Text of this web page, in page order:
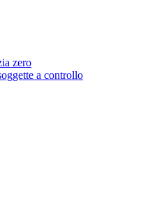
zero
a controllo